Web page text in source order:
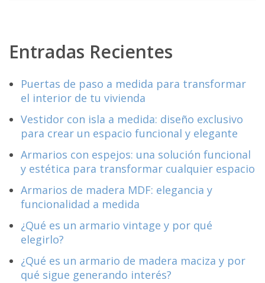
Entradas Recientes
Puertas de paso a medida para transformar
el interior de tu vivienda
Vestidor con isla a medida: diseño exclusivo
para crear un espacio funcional y elegante
Armarios con espejos: una solución funcional
y estética para transformar cualquier espacio
Armarios de madera MDF: elegancia y
funcionalidad a medida
¿Qué es un armario vintage y por qué
elegirlo?
¿Qué es un armario de madera maciza y por
qué sigue generando interés?